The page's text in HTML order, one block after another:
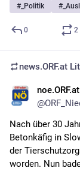
# _Politik #
0 2
news.ORF.at
@
Nach über 30
Betonkäfig in
der
worden. Nun